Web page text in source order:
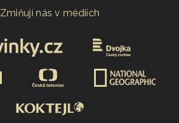
Zmiňují nás v médiích